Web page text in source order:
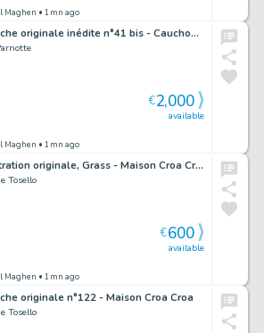
Maghen • 1mn ago
Planche originale inédite n°41 bis - Cauchon... Ou l'homme qui tua Jeanne d'Arc
Maghen • 1mn ago
available
€2,000
Illustration originale, Grass - Maison Croa Croa
Tosello
Maghen • 1mn ago
available
€600
originale n°122 - Maison Croa Croa
Tosello